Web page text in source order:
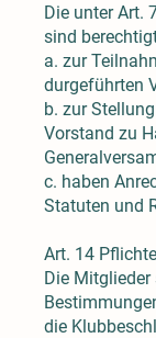
Die unter Art.
sind
a. zur
durgeführten
b. zur
Vorstand zu
c. haben
Statuten und
Art. 14
Die
die